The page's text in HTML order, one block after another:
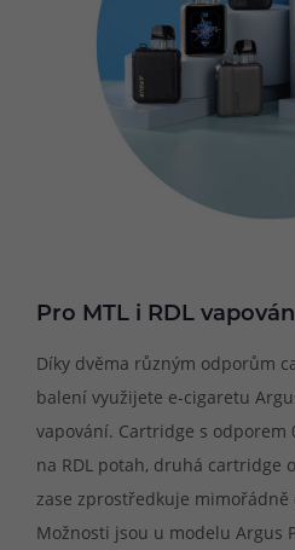
Pro MTL i RDL
Díky dvěma různým odporům
balení využijete e-cigaretu
vapování. Cartridge s odporem
na RDL potah, druhá cartridge
zase zprostředkuje mimořádně
Možnosti jsou u modelu Argus